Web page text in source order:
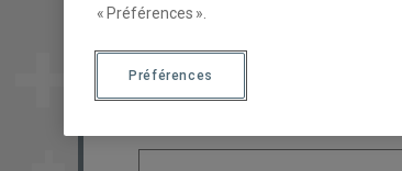
Description
« Préférences ».
Préférences